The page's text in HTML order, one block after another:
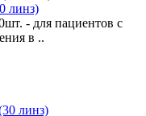
линз)
- для пациентов с
в ..